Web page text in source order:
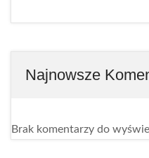
Najnowsze
Brak komentarzy do